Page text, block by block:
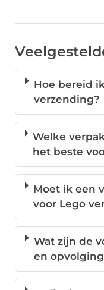
Hoe bereid
verzending?
Welke
het beste
Moet ik een
voor Lego
Wat zijn de
en